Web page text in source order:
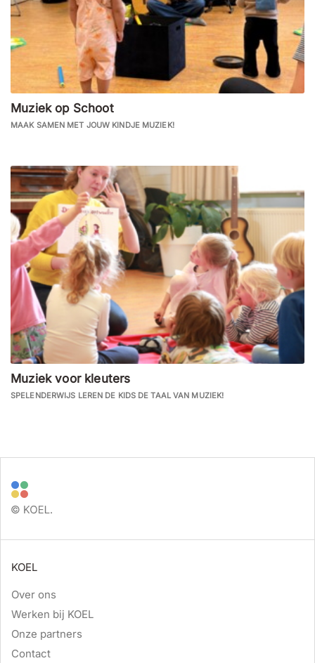
Muziek op Schoot
MAAK SAMEN MET JOUW KINDJE MUZIEK!
Muziek voor kleuters
SPELENDERWIJS LEREN DE KIDS DE TAAL VAN MUZIEK!
KOEL
Over ons
Werken bij KOEL
Onze partners
Contact